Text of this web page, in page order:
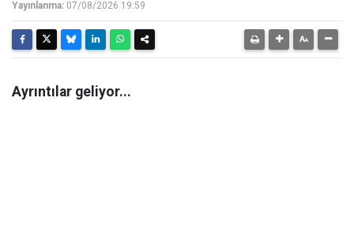
Yayınlanma: 07/08/2026 19:59
Ayrıntılar geliyor...